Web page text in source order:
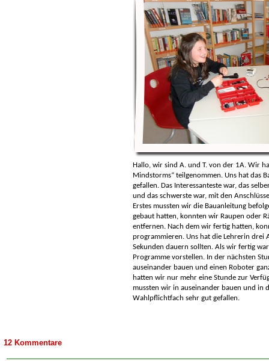
Hallo, wir sind A. und T. von der 1A. Wir
Mindstorms“ teilgenommen. Uns hat das
gefallen. Das Interessanteste war, das
und das schwerste war, mit den
Erstes mussten wir die Bauanleitung
gebaut hatten, konnten wir Raupen oder
entfernen. Nach dem wir fertig hatten,
programmieren. Uns hat die Lehrerin drei
Sekunden dauern sollten. Als wir fertig
Programme vorstellen. In der nächsten
auseinander bauen und einen Roboter
hatten wir nur mehr eine Stunde zur
mussten wir in auseinander bauen und in
Wahlpflichtfach sehr gut gefallen.
12 Kommentare